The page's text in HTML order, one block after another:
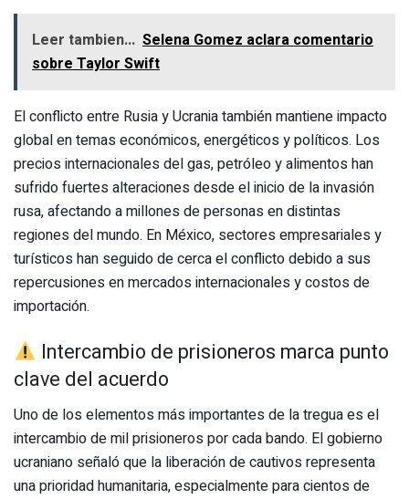
Leer tambien... Selena Gomez aclara comentario
sobre Taylor Swift
El conflicto entre Rusia y Ucrania también mantiene impacto
global en temas económicos, energéticos y políticos. Los
precios internacionales del gas, petróleo y alimentos han
sufrido fuertes alteraciones desde el inicio de la invasión
rusa, afectando a millones de personas en distintas
regiones del mundo. En México, sectores empresariales y
turísticos han seguido de cerca el conflicto debido a sus
repercusiones en mercados internacionales y costos de
importación.
Intercambio de prisioneros marca punto
clave del acuerdo
Uno de los elementos más importantes de la tregua es el
intercambio de mil prisioneros por cada bando. El gobierno
ucraniano señaló que la liberación de cautivos representa
una prioridad humanitaria, especialmente para cientos de